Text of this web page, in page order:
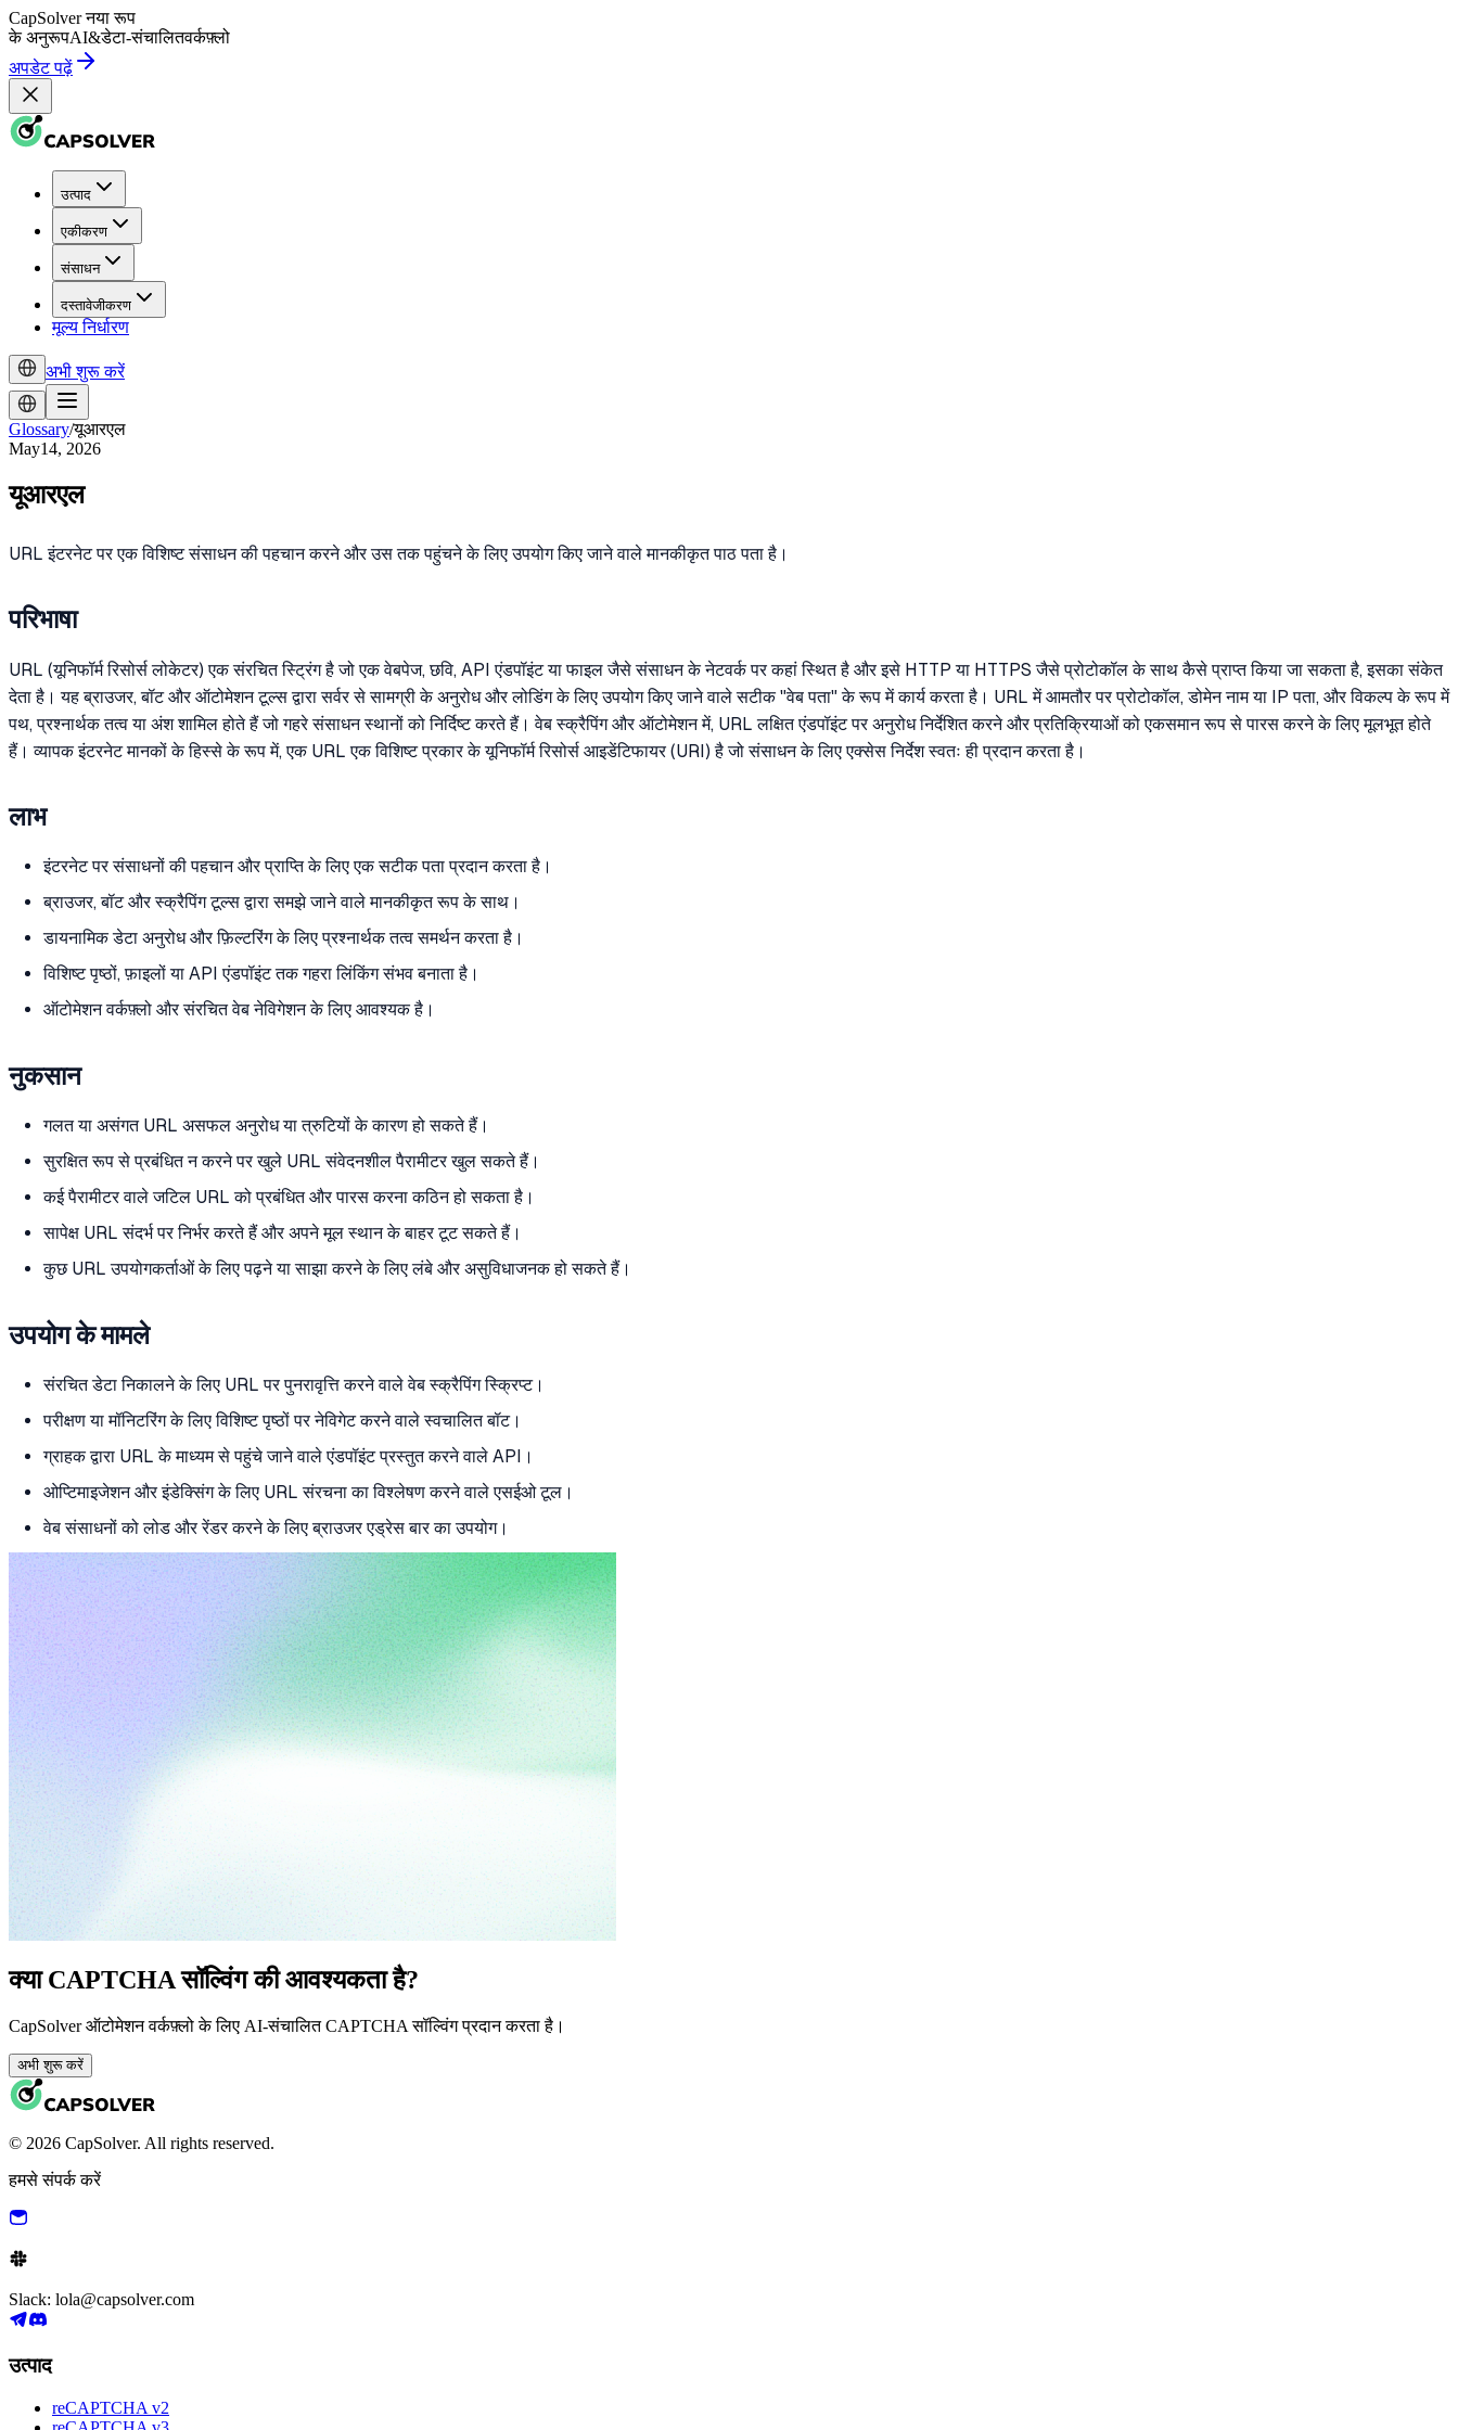
CapSolver नया रूप
के अनुरूपAI&डेटा-संचालितवर्कफ़्लो
अपडेट पढ़ें
उत्पाद
एकीकरण
संसाधन
दस्तावेजीकरण
मूल्य निर्धारण
अभी शुरू करें
Glossary/यूआरएल
May14, 2026
यूआरएल
URL इंटरनेट पर एक विशिष्ट संसाधन की पहचान करने और उस तक पहुंचने के लिए उपयोग किए जाने वाले मानकीकृत पाठ पता है।
परिभाषा
URL (यूनिफॉर्म रिसोर्स लोकेटर) एक संरचित स्ट्रिंग है जो एक वेबपेज, छवि, API एंडपॉइंट या फाइल जैसे संसाधन के नेटवर्क पर कहां स्थित है और इसे HTTP या HTTPS जैसे प्रोटोकॉल के साथ कैसे प्राप्त किया जा सकता है, इसका संकेत
देता है। यह ब्राउजर, बॉट और ऑटोमेशन टूल्स द्वारा सर्वर से सामग्री के अनुरोध और लोडिंग के लिए उपयोग किए जाने वाले सटीक "वेब पता" के रूप में कार्य करता है। URL में आमतौर पर प्रोटोकॉल, डोमेन नाम या IP पता, और विकल्प के रूप में
पथ, प्रश्नार्थक तत्व या अंश शामिल होते हैं जो गहरे संसाधन स्थानों को निर्दिष्ट करते हैं। वेब स्क्रैपिंग और ऑटोमेशन में, URL लक्षित एंडपॉइंट पर अनुरोध निर्देशित करने और प्रतिक्रियाओं को एकसमान रूप से पारस करने के लिए मूलभूत होते
हैं। व्यापक इंटरनेट मानकों के हिस्से के रूप में, एक URL एक विशिष्ट प्रकार के यूनिफॉर्म रिसोर्स आइडेंटिफायर (URI) है जो संसाधन के लिए एक्सेस निर्देश स्वतः ही प्रदान करता है।
लाभ
इंटरनेट पर संसाधनों की पहचान और प्राप्ति के लिए एक सटीक पता प्रदान करता है।
ब्राउजर, बॉट और स्क्रैपिंग टूल्स द्वारा समझे जाने वाले मानकीकृत रूप के साथ।
डायनामिक डेटा अनुरोध और फ़िल्टरिंग के लिए प्रश्नार्थक तत्व समर्थन करता है।
विशिष्ट पृष्ठों, फ़ाइलों या API एंडपॉइंट तक गहरा लिंकिंग संभव बनाता है।
ऑटोमेशन वर्कफ़्लो और संरचित वेब नेविगेशन के लिए आवश्यक है।
नुकसान
गलत या असंगत URL असफल अनुरोध या त्रुटियों के कारण हो सकते हैं।
सुरक्षित रूप से प्रबंधित न करने पर खुले URL संवेदनशील पैरामीटर खुल सकते हैं।
कई पैरामीटर वाले जटिल URL को प्रबंधित और पारस करना कठिन हो सकता है।
सापेक्ष URL संदर्भ पर निर्भर करते हैं और अपने मूल स्थान के बाहर टूट सकते हैं।
कुछ URL उपयोगकर्ताओं के लिए पढ़ने या साझा करने के लिए लंबे और असुविधाजनक हो सकते हैं।
उपयोग के मामले
संरचित डेटा निकालने के लिए URL पर पुनरावृत्ति करने वाले वेब स्क्रैपिंग स्क्रिप्ट।
परीक्षण या मॉनिटरिंग के लिए विशिष्ट पृष्ठों पर नेविगेट करने वाले स्वचालित बॉट।
ग्राहक द्वारा URL के माध्यम से पहुंचे जाने वाले एंडपॉइंट प्रस्तुत करने वाले API।
ओप्टिमाइजेशन और इंडेक्सिंग के लिए URL संरचना का विश्लेषण करने वाले एसईओ टूल।
वेब संसाधनों को लोड और रेंडर करने के लिए ब्राउजर एड्रेस बार का उपयोग।
क्या CAPTCHA सॉल्विंग की आवश्यकता है?
CapSolver ऑटोमेशन वर्कफ़्लो के लिए AI-संचालित CAPTCHA सॉल्विंग प्रदान करता है।
अभी शुरू करें
© 2026 CapSolver. All rights reserved.
हमसे संपर्क करें
Slack: lola@capsolver.com
उत्पाद
reCAPTCHA v2